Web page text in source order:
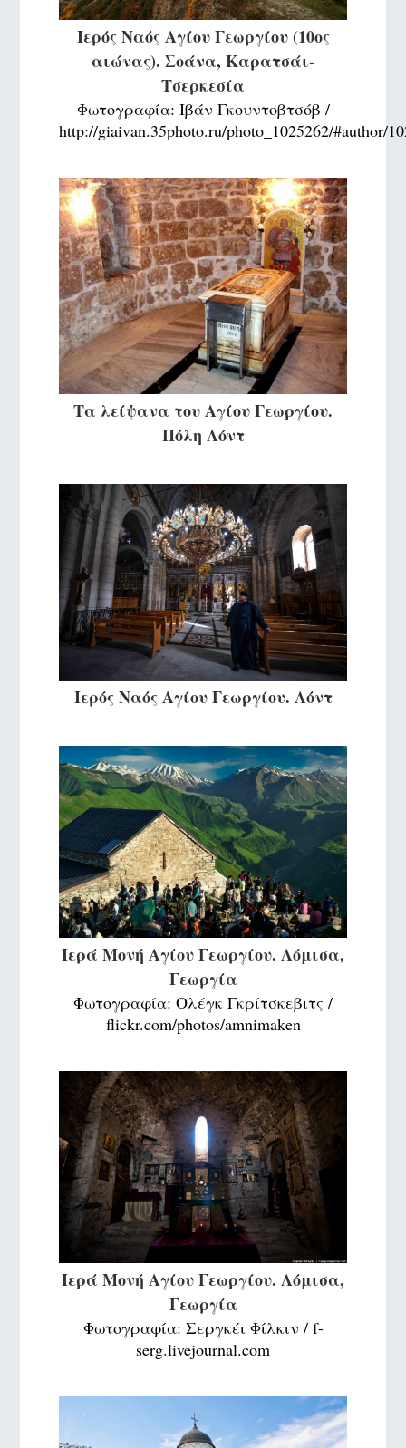
Ιερός Ναός Αγίου Γεωργίου (10ος
αιώνας). Σοάνα, Καρατσάι-
Τσερκεσία
Φωτογραφία: Ιβάν Γκουντοβτσόβ /
http://giaivan.35photo.ru/photo_1025262/#author/
Τα λείψανα του Αγίου Γεωργίου.
Πόλη Λόντ
Ιερός Ναός Αγίου Γεωργίου. Λόντ
Ιερά Μονή Αγίου Γεωργίου. Λόμισα,
Γεωργία
Φωτογραφία: Ολέγκ Γκρίτσκεβιτς /
flickr.com/photos/amnimaken
Ιερά Μονή Αγίου Γεωργίου. Λόμισα,
Γεωργία
Φωτογραφία: Σεργκέι Φίλκιν / f-
serg.livejournal.com